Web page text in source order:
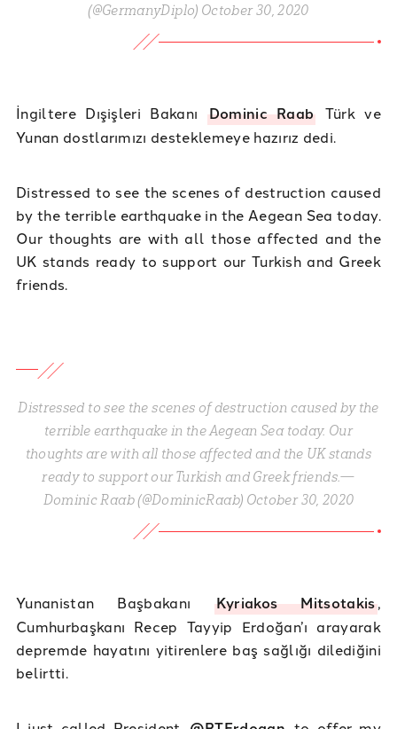
(@GermanyDiplo) October 30, 2020
İngiltere Dışişleri Bakanı Dominic Raab Türk ve
Yunan dostlarımızı desteklemeye hazırız dedi.
Distressed to see the scenes of destruction caused
by the terrible earthquake in the Aegean Sea today.
Our thoughts are with all those affected and the
UK stands ready to support our Turkish and Greek
friends.
Distressed to see the scenes of destruction caused by the
terrible earthquake in the Aegean Sea today. Our
thoughts are with all those affected and the UK stands
ready to support our Turkish and Greek friends.—
Dominic Raab (@DominicRaab) October 30, 2020
Yunanistan Başbakanı Kyriakos Mitsotakis,
Cumhurbaşkanı Recep Tayyip Erdoğan’ı arayarak
depremde hayatını yitirenlere baş sağlığı dilediğini
belirtti.